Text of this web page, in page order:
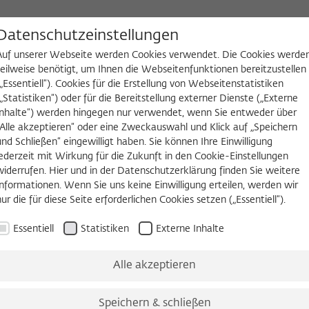
WIKOTHEK FELLOW WERDEN
2027 Permanent Fellows Alumni
between Documentation and
Wissenschaftskolleg, June 19–20, 2025
an annual fellowship for a photographer in
photographers have shown how artistic practices
inspire each other. The work of
Hannah Darabi (Fellow
unserer Webseite werden Cookies verwendet. Die Cookies
benötigt, um Ihnen die Webseitenfunktionen bereitzustellen
Cookies für die Erstellung von Webseitenstatistiken
oder für die Bereitstellung externer Dienste („Externe
Inhalte“) werden hingegen nur verwendet, wenn Sie entweder über
akzeptieren“ oder eine Zweckauswahl und Klick auf „Speichern
Schließen“ eingewilligt haben. Sie können Ihre Einwilligung
mit Wirkung für die Zukunft in den Cookie-Einstellungen
Hier und in der Datenschutzerklärung finden Sie weitere
Informationen. Wenn Sie uns keine Einwilligung erteilen, werden wir
die für diese Seite erforderlichen Cookies setzen („Essentiell“).
Essentiell Statistiken Externe Inhalte
Alle akzeptieren
Speichern & schließen